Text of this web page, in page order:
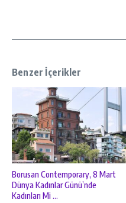
Benzer İçerikler
Borusan Contemporary, 8 Mart
Dünya Kadınlar Günü’nde
Kadınları Mi ...